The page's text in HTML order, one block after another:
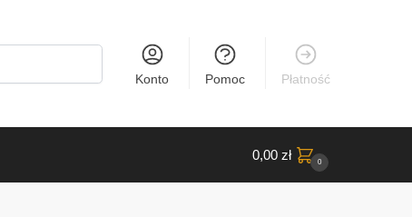
Konto Pomoc Płatność
0,00 zł 0